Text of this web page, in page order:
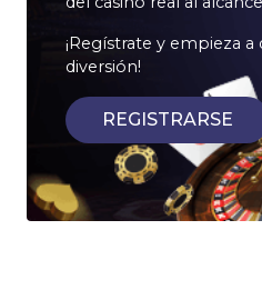
¡Regístrate y empieza a
diversión!
REGISTRARSE